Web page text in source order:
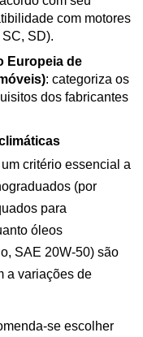
com motores
SD).
Europeia de
: categoriza os
dos fabricantes
critério essencial a
(por
para
óleos
SAE 20W-50) são
a variações de
se escolher